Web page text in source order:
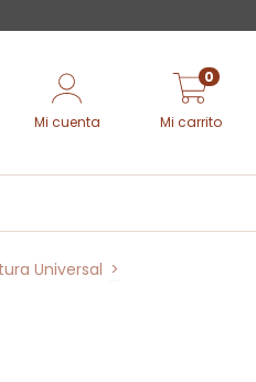
Mi cuenta Mi carrito
0
Universal >